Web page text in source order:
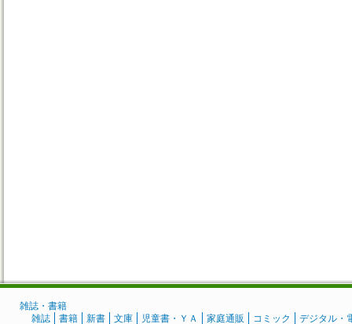
雑誌・書籍
雑誌
書籍 新書 文庫 児童書・ＹＡ 家庭通販 コミック デジタル・